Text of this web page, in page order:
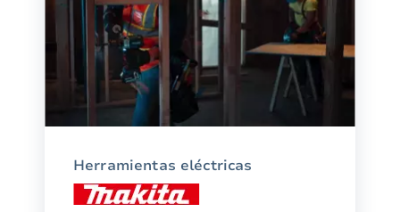
Herramientas eléctricas